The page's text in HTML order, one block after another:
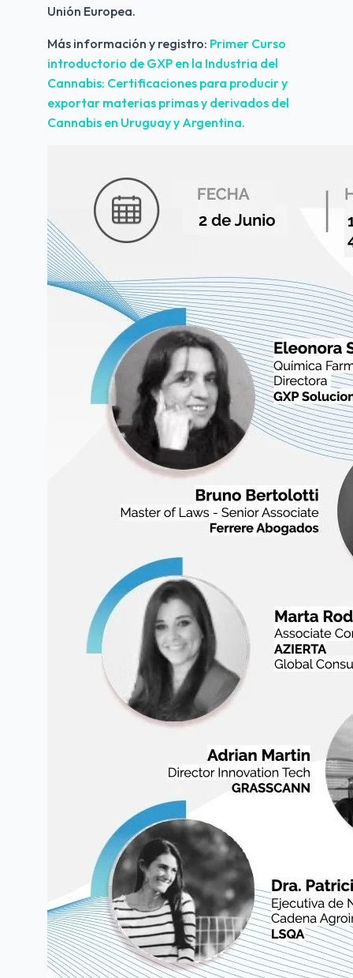
Unión Europea.
Más información y registro: Primer Curso
introductorio de GXP en la Industria del
Cannabis: Certificaciones para producir y
exportar materias primas y derivados del
Cannabis en Uruguay y Argentina.